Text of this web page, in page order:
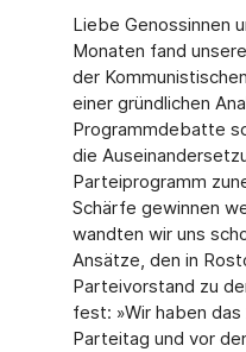
Liebe Genossinnen
Monaten fand
der
einer gründlichen
Programmdebatte
die
Parteiprogramm
Schärfe gewinnen
wandten wir uns
Ansätze, den in
Parteivorstand zu
fest: »Wir haben
Parteitag und vor